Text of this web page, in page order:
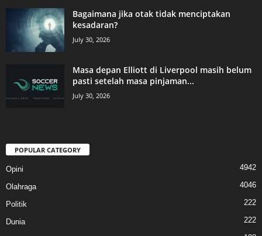
Bagaimana jika otak tidak menciptakan
kesadaran?
July 30, 2026
Masa depan Elliott di Liverpool masih belum
pasti setelah masa pinjaman...
July 30, 2026
POPULAR CATEGORY
Opini 4942
Olahraga 4046
Politik 222
Dunia 222